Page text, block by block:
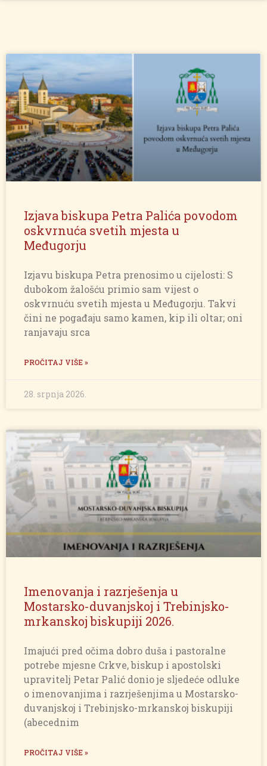
Izjava biskupa Petra Palića povodom
oskvrnuća svetih mjesta u
Međugorju
Izjavu biskupa Petra prenosimo u cijelosti: S
dubokom žalošću primio sam vijest o
oskvrnuću svetih mjesta u Međugorju. Takvi
čini ne pogađaju samo kamen, kip ili oltar; oni
ranjavaju srca
PROČITAJ VIŠE »
28. srpnja 2026.
Imenovanja i razrješenja u
Mostarsko-duvanjskoj i Trebinjsko-
mrkanskoj biskupiji 2026.
Imajući pred očima dobro duša i pastoralne
potrebe mjesne Crkve, biskup i apostolski
upravitelj Petar Palić donio je sljedeće odluke
o imenovanjima i razrješenjima u Mostarsko-
duvanjskoj i Trebinjsko-mrkanskoj biskupiji
(abecednim
PROČITAJ VIŠE »